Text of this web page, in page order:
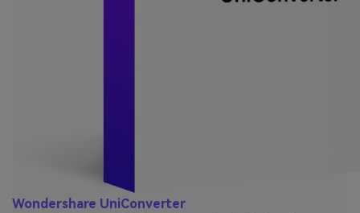
Wondershare UniConverter